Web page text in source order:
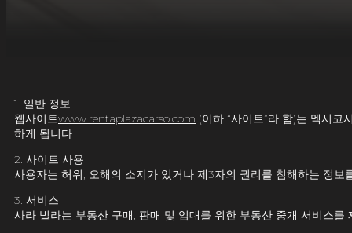
1. 일반 정보
웹사이트www.rentaplazacarso.com (이하 “사이트”라 함)는 멕시
하게 됩니다.
2. 사이트 사용
사용자는 허위, 오해의 소지가 있거나 제3자의 권리를 침해하는 정
3. 서비스
사라 빌라는 부동산 구매, 판매 및 임대를 위한 부동산 중개 서비스